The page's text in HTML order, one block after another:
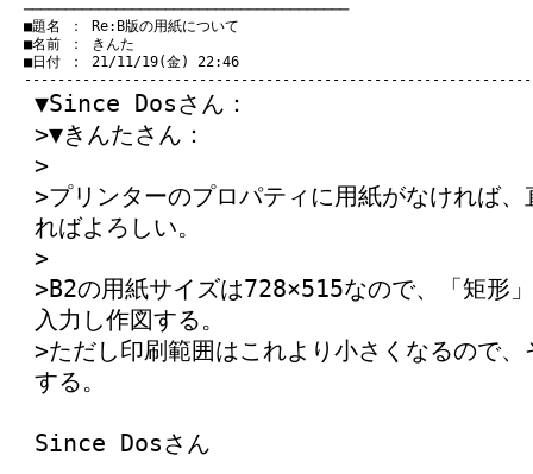
───────────────────────────────────────
■題名 ： Re:B版の用紙について
■名前 ： きんた
■日付 ： 21/11/19(金) 22:46
▼Since Dosさん：
>▼きんたさん：
>
>プリンターのプロパティに用紙がなければ
ればよろしい。
>
>B2の用紙サイズは728×515なので、「矩
入力し作図する。
>ただし印刷範囲はこれより小さくなるので
する。
Since Dosさん